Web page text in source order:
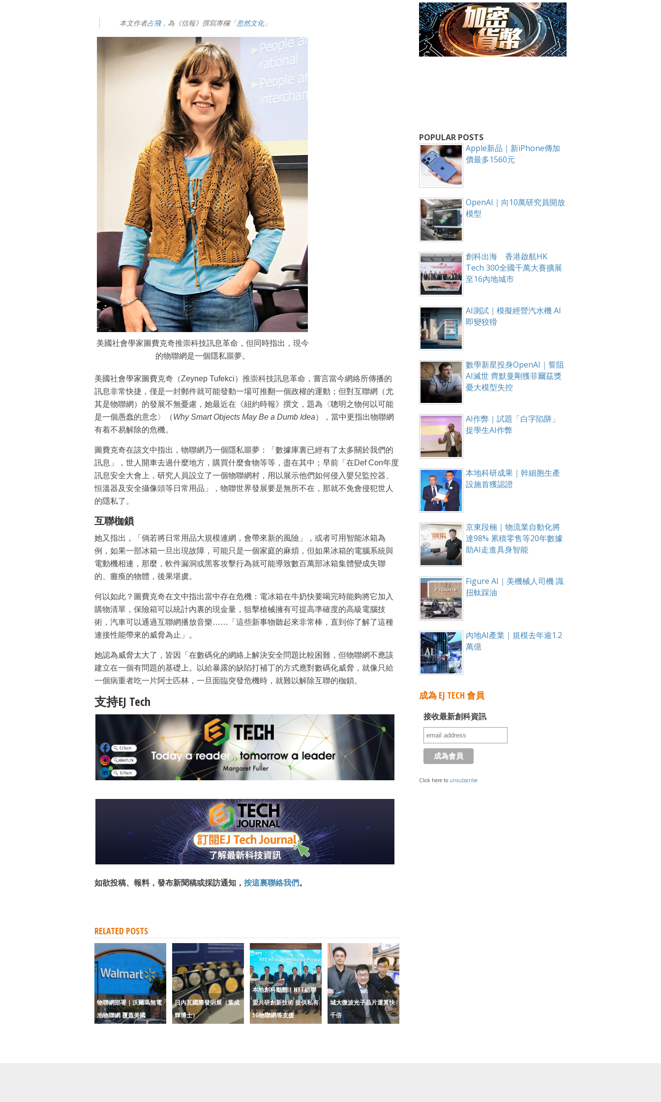
本文作者占飛，為《信報》撰寫專欄「忽然文化」
美國社會學家圖費克奇推崇科技訊息革命，但同時指出，現今
的物聯網是一個隱私噩夢。
美國社會學家圖費克奇（Zeynep Tufekci）推崇科技訊息革命，嘗言當今網絡所傳播的
訊息非常快捷，僅是一封郵件就可能發動一場可推翻一個政權的運動；但對互聯網（尤
其是物聯網）的發展不無憂慮，她最近在《紐約時報》撰文，題為〈聰明之物何以可能
是一個愚蠢的意念〉（Why Smart Objects May Be a Dumb Idea），當中更指出物聯網
有着不易解除的危機。
圖費克奇在該文中指出，物聯網乃一個隱私噩夢：「數據庫裏已經有了太多關於我們的
訊息」，世人開車去過什麼地方，購買什麼食物等等，盡在其中；早前「在Def Con年度
訊息安全大會上，研究人員設立了一個物聯網村，用以展示他們如何侵入嬰兒監控器、
恒溫器及安全攝像頭等日常用品」，物聯世界發展要是無所不在，那就不免會侵犯世人
的隱私了。
互聯枷鎖
她又指出，「倘若將日常用品大規模連網，會帶來新的風險」，或者可用智能冰箱為
例，如果一部冰箱一旦出現故障，可能只是一個家庭的麻煩，但如果冰箱的電腦系統與
電動機相連，那麼，軟件漏洞或黑客攻擊行為就可能導致數百萬部冰箱集體變成失聯
的、癱瘓的物體，後果堪虞。
何以如此？圖費克奇在文中指出當中存在危機：電冰箱在牛奶快要喝完時能夠將它加入
購物清單，保險箱可以統計內裏的現金量，狙擊槍械擁有可提高準確度的高級電腦技
術，汽車可以通過互聯網播放音樂……「這些新事物聽起來非常棒，直到你了解了這種
連接性能帶來的威脅為止」。
她認為威脅太大了，皆因「在數碼化的網絡上解決安全問題比較困難，但物聯網不應該
建立在一個有問題的基礎上。以給暴露的缺陷打補丁的方式應對數碼化威脅，就像只給
一個病重者吃一片阿士匹林，一旦面臨突發危機時，就難以解除互聯的枷鎖。
支持EJ Tech
如欲投稿、報料，發布新聞稿或採訪通知， 按這裏聯絡我們。
RELATED POSTS
物聯網部署｜沃爾瑪無電
池物聯網 覆蓋美國
日內瓦國際發明展（葉成
輝博士）
本地創科動態｜NTT組聯
盟共研創新技術 提供私有
5G物聯網等支援
城大微波光子晶片運算快
千倍
POPULAR POSTS
Apple新品｜新iPhone傳加
價最多1560元
OpenAI｜向10萬研究員開放
模型
創科出海 香港啟航HK
Tech 300全國千萬大賽擴展
至16內地城市
AI測試｜模擬經營汽水機 AI
即變狡猾
數學新星投身OpenAI｜誓阻
AI滅世 齊默曼剛獲菲爾茲獎
憂大模型失控
AI作弊｜試題「白字陷阱」
捉學生AI作弊
本地科研成果｜幹細胞生產
設施首獲認證
京東段楠｜物流業自動化將
達98% 累積零售等20年數據
助AI走進具身智能
Figure AI｜美機械人司機 識
扭軚踩油
內地AI產業｜規模去年逾1.2
萬億
成為 EJ TECH 會員
接收最新創科資訊
Click here to unsubscribe
成為 EJ Tech 會員
最新資訊（附創業懶人包），直達郵箱！